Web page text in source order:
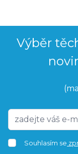
Výběr
Souhlasím se